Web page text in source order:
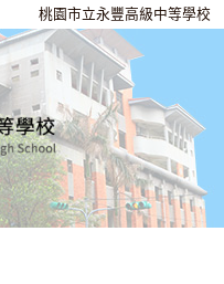
桃園市立永豐高級中等學校